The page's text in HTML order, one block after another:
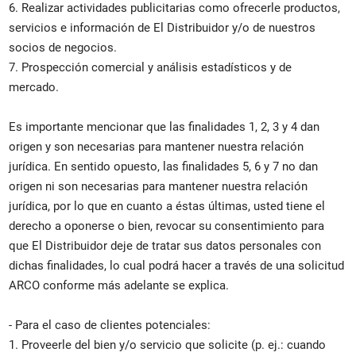
6. Realizar actividades publicitarias como ofrecerle productos,
servicios e información de El Distribuidor y/o de nuestros
socios de negocios.
7. Prospección comercial y análisis estadísticos y de
mercado.
Es importante mencionar que las finalidades 1, 2, 3 y 4 dan
origen y son necesarias para mantener nuestra relación
jurídica. En sentido opuesto, las finalidades 5, 6 y 7 no dan
origen ni son necesarias para mantener nuestra relación
jurídica, por lo que en cuanto a éstas últimas, usted tiene el
derecho a oponerse o bien, revocar su consentimiento para
que El Distribuidor deje de tratar sus datos personales con
dichas finalidades, lo cual podrá hacer a través de una solicitud
ARCO conforme más adelante se explica.
- Para el caso de clientes potenciales:
1. Proveerle del bien y/o servicio que solicite (p. ej.: cuando